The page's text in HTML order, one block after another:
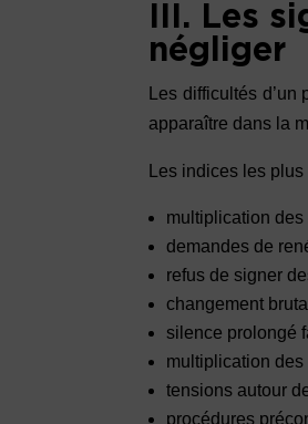
III. Les
négliger
Les difficultés
apparaître dans la
Les indices les
multiplication des
demandes de
refus de signer
changement
silence prolongé
multiplication des
tensions autour
procédures